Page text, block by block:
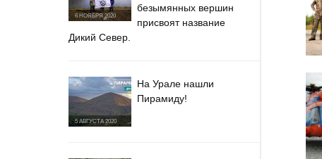
6 НОЯБРЯ 2020
безымянных вершин
присвоят название
Дикий Север.
5 АВГУСТА 2020
На Урале нашли
Пирамиду!